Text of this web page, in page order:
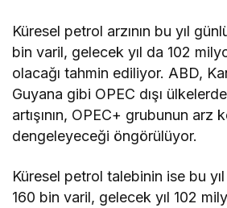
Küresel petrol arzının bu yıl
bin varil, gelecek yıl da 102
olacağı tahmin ediliyor. ABD,
Guyana gibi OPEC dışı
artışının, OPEC+ grubunun arz
dengeleyeceği öngörülüyor.
Küresel petrol talebinin ise bu
160 bin varil, gelecek yıl 102